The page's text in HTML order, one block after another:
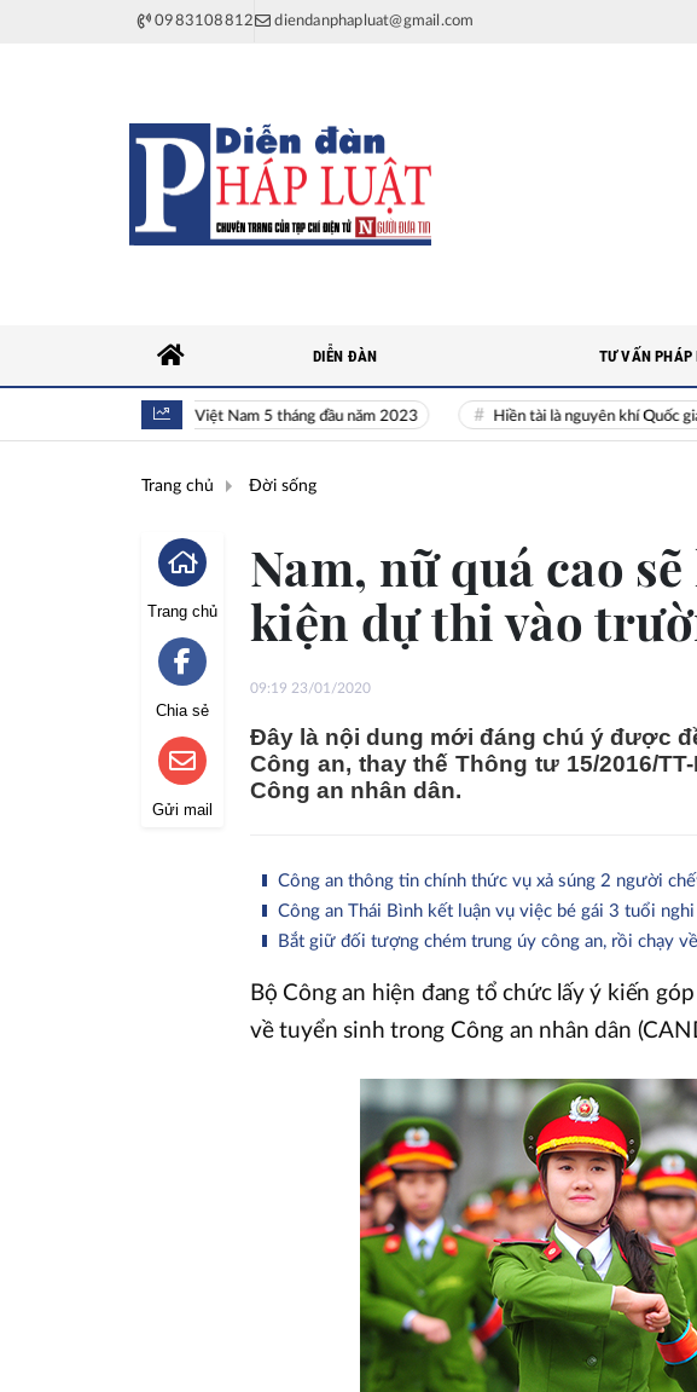
0983108812 diendanphapluat@gmail.com
Toàn cảnh kinh tế Việt Nam 5 tháng đầu năm 2023 Hiền tài là nguyên khí Quốc gia
DIỄN ĐÀN TƯ VẤN PHÁP
Trang chủ Đời sống
Trang chủ
Chia sẻ
Gửi mail
Nam, nữ quá cao
kiện dự thi vào
09:19 23/01/2020
Đây là nội dung mới đáng chú ý được
Công an, thay thế Thông tư 15/2016/
Công an nhân dân.
Công an thông tin chính thức vụ xả súng 2 người
Công an Thái Bình kết luận vụ việc bé gái 3 tuổi nghi
Bắt giữ đối tượng chém trung úy công an, rồi chạy
Bộ Công an hiện đang tổ chức lấy ý kiến
về tuyển sinh trong Công an nhân dân